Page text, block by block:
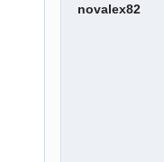
novalex82